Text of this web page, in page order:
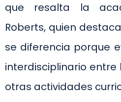
que resalta la
Roberts, quien
se diferencia porque
interdisciplinario entre
otras actividades